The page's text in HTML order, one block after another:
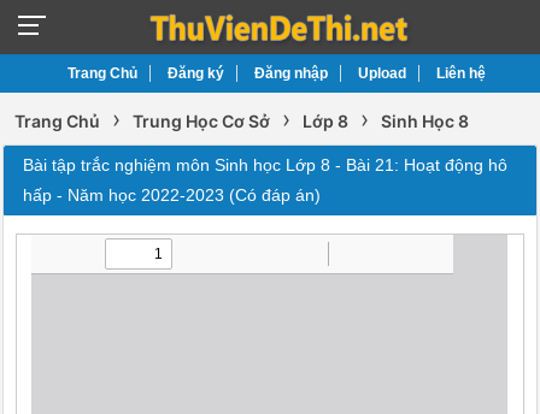
Trang Chủ Đăng ký Đăng nhập Upload Liên hệ
Trang Chủ › Trung Học Cơ Sở › Lớp 8 › Sinh Học 8
Bài tập trắc nghiệm môn Sinh học Lớp 8 - Bài 21: Hoạt động hô
hấp - Năm học 2022-2023 (Có đáp án)